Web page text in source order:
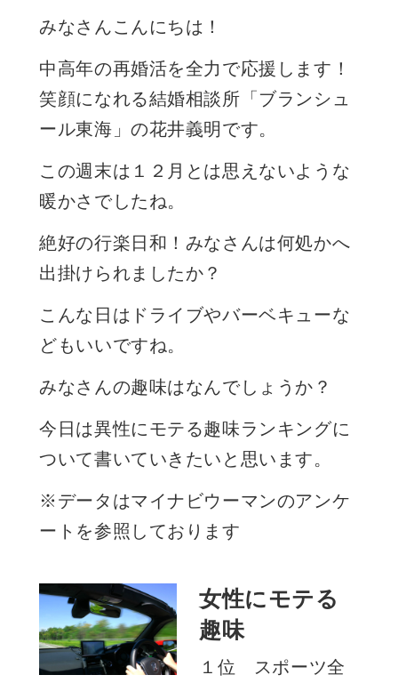
みなさんこんにちは！
中高年の再婚活を全力で応援します！
笑顔になれる結婚相談所「ブランシュ
ール東海」の花井義明です。
この週末は１２月とは思えないような
暖かさでしたね。
絶好の行楽日和！みなさんは何処かへ
出掛けられましたか？
こんな日はドライブやバーベキューな
どもいいですね。
みなさんの趣味はなんでしょうか？
今日は異性にモテる趣味ランキングに
ついて書いていきたいと思います。
※データはマイナビウーマンのアンケ
ートを参照しております
女性にモテる
趣味
１位 スポーツ全